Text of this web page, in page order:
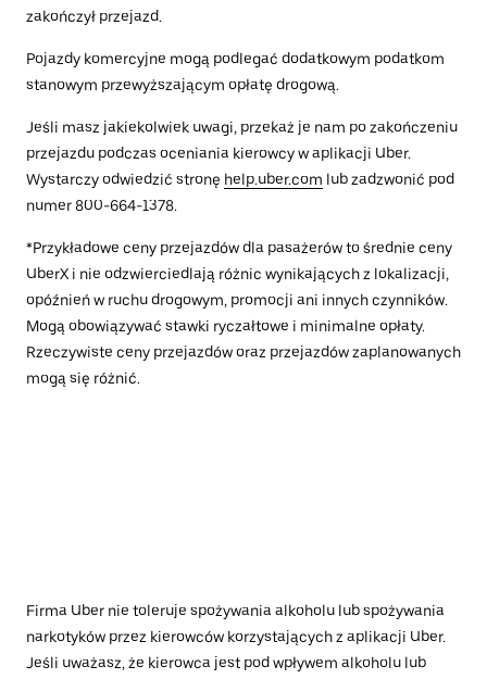
zakończył przejazd.
Pojazdy komercyjne mogą podlegać dodatkowym podatkom
stanowym przewyższającym opłatę drogową.
Jeśli masz jakiekolwiek uwagi, przekaż je nam po zakończeniu
przejazdu podczas oceniania kierowcy w aplikacji Uber.
Wystarczy odwiedzić stronę help.uber.com lub zadzwonić pod
numer 800-664-1378.
*Przykładowe ceny przejazdów dla pasażerów to średnie ceny
UberX i nie odzwierciedlają różnic wynikających z lokalizacji,
opóźnień w ruchu drogowym, promocji ani innych czynników.
Mogą obowiązywać stawki ryczałtowe i minimalne opłaty.
Rzeczywiste ceny przejazdów oraz przejazdów zaplanowanych
mogą się różnić.
Firma Uber nie toleruje spożywania alkoholu lub spożywania
narkotyków przez kierowców korzystających z aplikacji Uber.
Jeśli uważasz, że kierowca jest pod wpływem alkoholu lub